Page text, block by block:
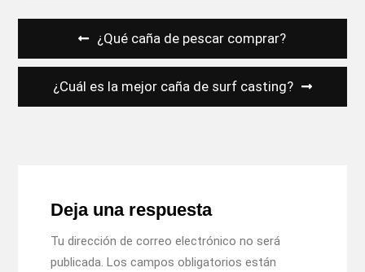
Navegación
de
entradas
¿Qué caña de pescar comprar?
¿Cuál es la mejor caña de surf casting?
Deja una respuesta
Tu dirección de correo electrónico no será
publicada. Los campos obligatorios están